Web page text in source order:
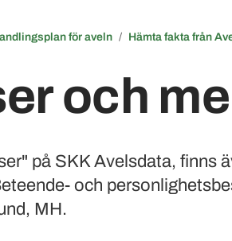
för aveln Hämta fakta från
och
på SKK Avelsdata, finns
och
MH.